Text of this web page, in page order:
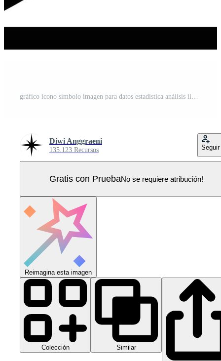
gráfico icono símbolo imagen para datos estadística análisis ilustración Vector Pro
Diwi Anggraeni
135.123 Recursos Seguir
Gratis con PruebaNo se requiere atribución!
Reimagina esta imagen
Colección Similar